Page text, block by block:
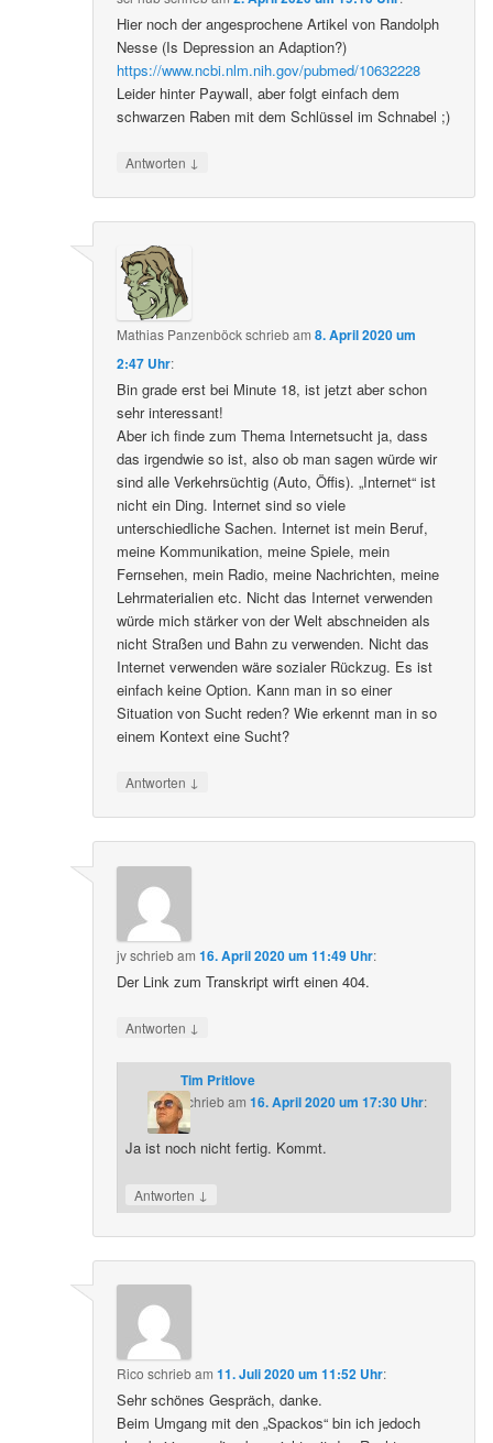
Hier noch der angesprochene Artikel von Randolph
Nesse (Is Depression an Adaption?)
https://www.ncbi.nlm.nih.gov/pubmed/10632228
Leider hinter Paywall, aber folgt einfach dem
schwarzen Raben mit dem Schlüssel im Schnabel ;)
Antworten ↓
Mathias Panzenböckschriebam8. April 2020 um
2:47 Uhr:
Bin grade erst bei Minute 18, ist jetzt aber schon
sehr interessant!
Aber ich finde zum Thema Internetsucht ja, dass
das irgendwie so ist, also ob man sagen würde wir
sind alle Verkehrsüchtig (Auto, Öffis). „Internet“ ist
nicht ein Ding. Internet sind so viele
unterschiedliche Sachen. Internet ist mein Beruf,
meine Kommunikation, meine Spiele, mein
Fernsehen, mein Radio, meine Nachrichten, meine
Lehrmaterialien etc. Nicht das Internet verwenden
würde mich stärker von der Welt abschneiden als
nicht Straßen und Bahn zu verwenden. Nicht das
Internet verwenden wäre sozialer Rückzug. Es ist
einfach keine Option. Kann man in so einer
Situation von Sucht reden? Wie erkennt man in so
einem Kontext eine Sucht?
Antworten ↓
jvschriebam16. April 2020 um 11:49 Uhr:
Der Link zum Transkript wirft einen 404.
Antworten ↓
Tim Pritlove
schriebam 16. April 2020 um 17:30 Uhr:
Ja ist noch nicht fertig. Kommt.
Antworten ↓
Rico schriebam11. Juli 2020 um 11:52 Uhr:
Sehr schönes Gespräch, danke.
Beim Umgang mit den „Spackos“ bin ich jedoch